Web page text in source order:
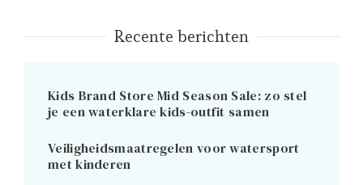
Recente berichten
Kids Brand Store Mid Season Sale: zo stel
je een waterklare kids-outfit samen
Veiligheidsmaatregelen voor watersport
met kinderen